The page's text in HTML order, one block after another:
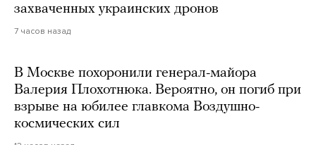
захваченных украинских дронов
7 часов назад
В Москве похоронили генерал-майора
Валерия Плохотнюка. Вероятно, он погиб при
взрыве на юбилее главкома Воздушно-
космических сил